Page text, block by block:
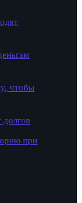
чтобы
долгов
при